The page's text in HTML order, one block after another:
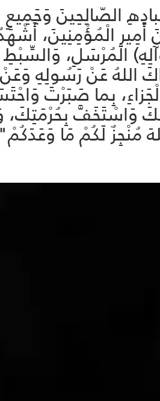
الصّالِحِينَ
أَمِيرِ الْمُؤْمِنِينَ،
الْمُرْسَلِ، وَالسِّبْطِ
اللهُ عَنْ رَسُولِهِ
بِما صَبَرْتَ
وَاسْتَخَفَّ بِحُرْمَتِكَ،
مُنْجِزٌ لَكُمْ مَا